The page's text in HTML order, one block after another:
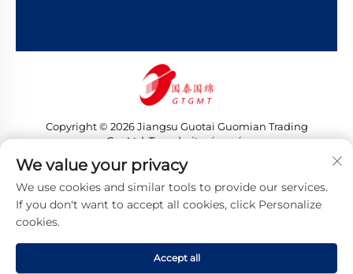
Copyright © 2026 Jiangsu Guotai Guomian Trading
Co., Ltd. Tous droits réservés
Politique de confidentialité
We value your privacy
We use cookies and similar tools to provide our services.
If you don't want to accept all cookies, click Personalize
cookies.
Accept all